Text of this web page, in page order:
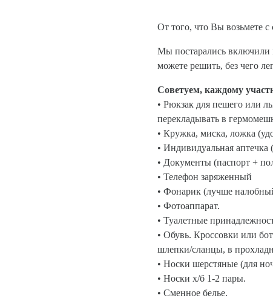
От того, что Вы возьмете
Мы постарались включили
можете решить, без чего
Советуем, каждому
• Рюкзак для пешего или
перекладывать в
• Кружка, миска, ложка
• Индивидуальная аптечка
• Документы (паспорт +
• Телефон заряженный
• Фонарик (лучше
• Фотоаппарат.
• Туалетные
• Обувь. Кроссовки или
шлепки/сланцы, в
• Носки шерстяные (для
• Носки х/б 1-2 пары.
• Сменное белье.